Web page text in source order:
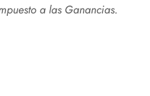
a las Ganancias.